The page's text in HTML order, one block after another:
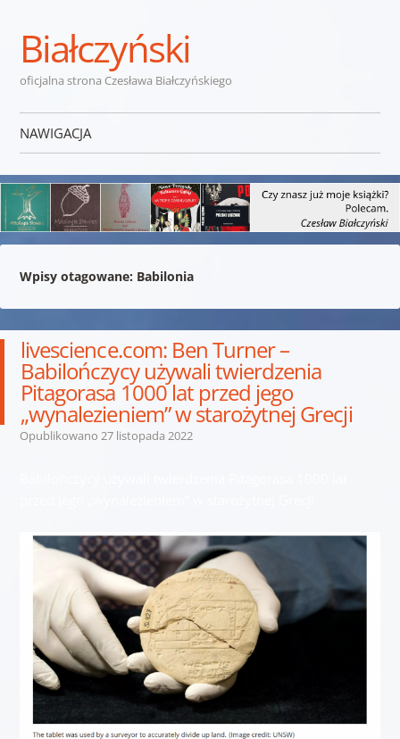
Białczyński
oficjalna strona Czesława Białczyńskiego
NAWIGACJA
Wpisy otagowane: Babilonia
livescience.com: Ben Turner –
Babilończycy używali twierdzenia
Pitagorasa 1000 lat przed jego
„wynalezieniem” w starożytnej Grecji
Opublikowano 27 listopada 2022